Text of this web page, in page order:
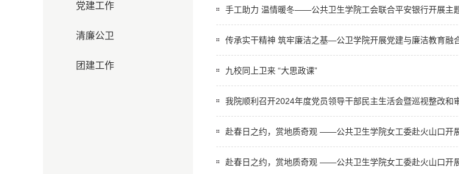
党建工作
清廉公卫
团建工作
手工助力 温情暖冬——公共卫生学院工会联合平安银行开展主
传承实干精神 筑牢廉洁之基—公卫学院开展党建与廉洁教育融
九校同上卫来 “大思政课”
我院顺利召开2024年度党员领导干部民主生活会暨巡视整改和
赴春日之约，赏地质奇观 ——公共卫生学院女工委赴火山口开
赴春日之约，赏地质奇观 ——公共卫生学院女工委赴火山口开